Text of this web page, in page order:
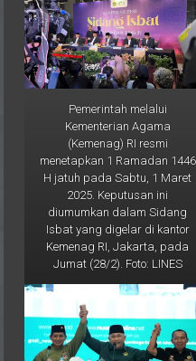
Pemerintah melalui
Kementerian Agama
(Kemenag) RI resmi
menetapkan 1 Ramadan 1446
H jatuh pada Sabtu, 1 Maret
2025. Keputusan ini
diumumkan dalam Sidang
Isbat yang digelar di kantor
Kemenag RI, Jakarta, pada
Jumat (28/2). Foto: LINES